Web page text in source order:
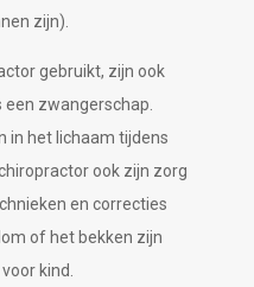
zijn).
gebruikt, zijn ook
een zwangerschap.
in het lichaam tijdens
ook zijn zorg
en correcties
of het bekken zijn
kind.